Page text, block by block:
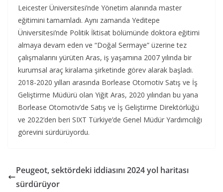
Leicester Üniversitesi’nde Yönetim alanında master
eğitimini tamamladı. Aynı zamanda Yeditepe
Üniversitesi’nde Politik İktisat bölümünde doktora eğitimi
almaya devam eden ve “Doğal Sermaye” üzerine tez
çalışmalarını yürüten Aras, iş yaşamına 2007 yılında bir
kurumsal araç kiralama şirketinde görev alarak başladı.
2018-2020 yılları arasında Borlease Otomotiv Satış ve İş
Geliştirme Müdürü olan Yiğit Aras, 2020 yılından bu yana
Borlease Otomotiv’de Satış ve İş Geliştirme Direktörlüğü
ve 2022’den beri SIXT Türkiye’de Genel Müdür Yardımcılığı
görevini sürdürüyordu.
Peugeot, sektördeki iddiasını 2024 yol haritası
sürdürüyor